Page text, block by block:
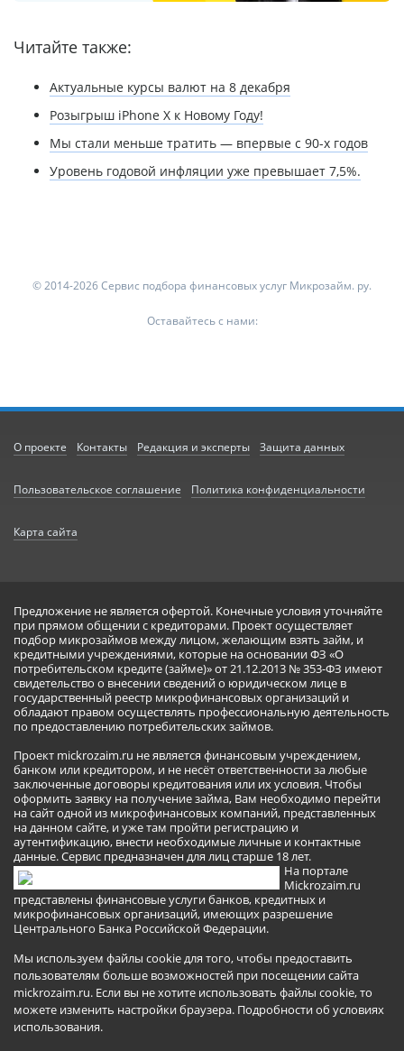
Читайте также:
Актуальные курсы валют на 8 декабря
Розыгрыш iPhone Х к Новому Году!
Мы стали меньше тратить — впервые с 90-х годов
Уровень годовой инфляции уже превышает 7,5%.
© 2014-2026 Сервис подбора финансовых услуг Микрозайм. ру.
Оставайтесь с нами:
О проекте Контакты Редакция и эксперты Защита данных
Пользовательское соглашение Политика конфиденциальности
Карта сайта
Предложение не является офертой. Конечные условия уточняйте
при прямом общении с кредиторами. Проект осуществляет
подбор микрозаймов между лицом, желающим взять займ, и
кредитными учреждениями, которые на основании ФЗ «О
потребительском кредите (займе)» от 21.12.2013 № 353-ФЗ имеют
свидетельство о внесении сведений о юридическом лице в
государственный реестр микрофинансовых организаций и
обладают правом осуществлять профессиональную деятельность
по предоставлению потребительских займов.
Проект mickrozaim.ru не является финансовым учреждением,
банком или кредитором, и не несёт ответственности за любые
заключенные договоры кредитования или их условия. Чтобы
оформить заявку на получение займа, Вам необходимо перейти
на сайт одной из микрофинансовых компаний, представленных
на данном сайте, и уже там пройти регистрацию и
аутентификацию, внести необходимые личные и контактные
данные. Сервис предназначен для лиц старше 18 лет.
На портале
Mickrozaim.ru
представлены финансовые услуги банков, кредитных и
микрофинансовых организаций, имеющих разрешение
Центрального Банка Российской Федерации.
Мы используем файлы cookie для того, чтобы предоставить
пользователям больше возможностей при посещении сайта
mickrozaim.ru. Если вы не хотите использовать файлы cookie, то
можете изменить настройки браузера. Подробности об условиях
использования.